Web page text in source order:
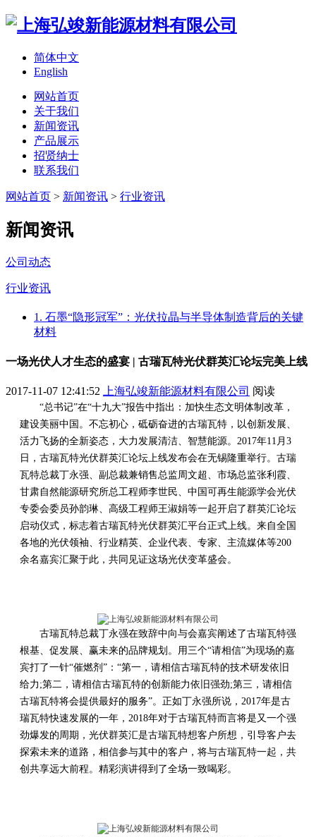
简体中文
English
网站首页
关于我们
新闻资讯
产品展示
招贤纳士
联系我们
网站首页 > 新闻资讯 > 行业资讯
新闻资讯
公司动态
行业资讯
1. 石墨“隐形冠军”：光伏拉晶与半导体制造背后的关键
材料
一场光伏人才生态的盛宴 | 古瑞瓦特光伏群英汇论坛完美上线
2017-11-07 12:41:52 上海弘竣新能源材料有限公司 阅读
“总书记”在“十九大”报告中指出：加快生态文明体制改革，
建设美丽中国。不忘初心，砥砺奋进的古瑞瓦特，以创新发展、
活力飞扬的全新姿态，大力发展清洁、智慧能源。2017年11月3
日，古瑞瓦特光伏群英汇论坛上线发布会在无锡隆重举行。古瑞
瓦特总裁丁永强、副总裁兼销售总监周文超、市场总监张利霞、
甘肃自然能源研究所总工程师李世民、中国可再生能源学会光伏
专委会委员孙韵琳、高级工程师王淑娟等一起开启了群英汇论坛
启动仪式，标志着古瑞瓦特光伏群英汇平台正式上线。来自全国
各地的光伏领袖、行业精英、企业代表、专家、主流媒体等200
余名嘉宾汇聚于此，共同见证这场光伏变革盛会。
古瑞瓦特总裁丁永强在致辞中向与会嘉宾阐述了古瑞瓦特强
根基、促发展、赢未来的品牌规划。用三个“请相信”为现场的嘉
宾打了一针“催燃剂”：“第一，请相信古瑞瓦特的技术研发依旧
给力;第二，请相信古瑞瓦特的创新能力依旧强劲;第三，请相信
古瑞瓦特将会提供最好的服务”。正如丁永强所说，2017年是古
瑞瓦特快速发展的一年，2018年对于古瑞瓦特而言将是又一个强
劲爆发的周期，光伏群英汇是古瑞瓦特想客户所想，引导客户去
探索未来的道路，相信参与其中的客户，将与古瑞瓦特一起，共
创共享远大前程。精彩演讲得到了全场一致喝彩。